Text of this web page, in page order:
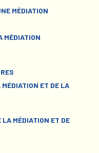
MÉDIATION
MÉDIATION
ET DE LA
LA MÉDIATION ET DE